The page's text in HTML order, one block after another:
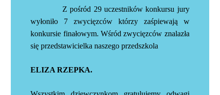
Z pośród 29 uczestników konkursu jury
wyłoniło 7 zwycięzców którzy zaśpiewają w
konkursie finałowym. Wśród zwycięzców znalazła
się przedstawicielka naszego przedszkola
ELIZA RZEPKA.